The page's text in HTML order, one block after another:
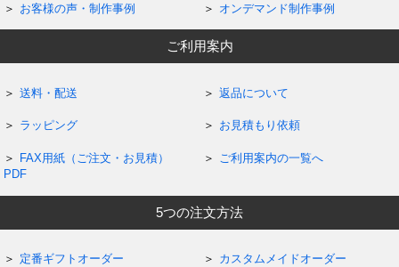
お客様の声・制作事例 オンデマンド制作事例
ご利用案内
送料・配送 返品について
ラッピング お見積もり依頼
FAX用紙（ご注文・お見積）
PDF
ご利用案内の一覧へ
5つの注文方法
定番ギフトオーダー カスタムメイドオーダー